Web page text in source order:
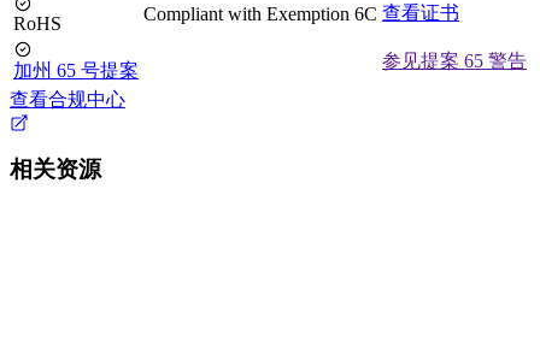
RoHS Compliant with Exemption 6C 查看证书
加州 65 号提案
参见提案 65 警告
查看合规中心
相关资源